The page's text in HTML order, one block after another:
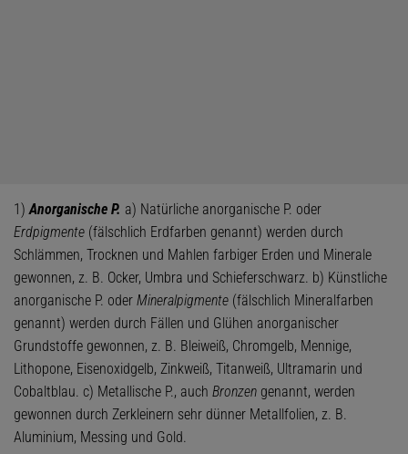
1)Anorganische P. a) Natürliche anorganische P. oder
Erdpigmente (fälschlich Erdfarben genannt) werden durch
Schlämmen, Trocknen und Mahlen farbiger Erden und Minerale
gewonnen, z. B. Ocker, Umbra und Schieferschwarz. b) Künstliche
anorganische P. oder Mineralpigmente (fälschlich Mineralfarben
genannt) werden durch Fällen und Glühen anorganischer
Grundstoffe gewonnen, z. B. Bleiweiß, Chromgelb, Mennige,
Lithopone, Eisenoxidgelb, Zinkweiß, Titanweiß, Ultramarin und
Cobaltblau. c) Metallische P., auch Bronzen genannt, werden
gewonnen durch Zerkleinern sehr dünner Metallfolien, z. B.
Aluminium, Messing und Gold.